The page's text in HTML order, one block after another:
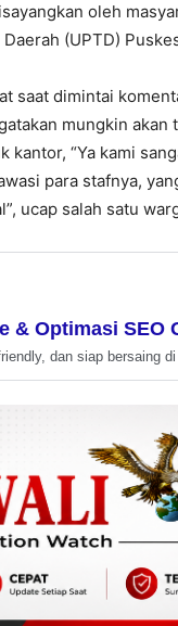
oleh
(UPTD)
saat dimintai
mungkin
kantor, “Ya kami
para stafnya,
ucap salah satu
& Optimasi SEO
dan siap bersaing